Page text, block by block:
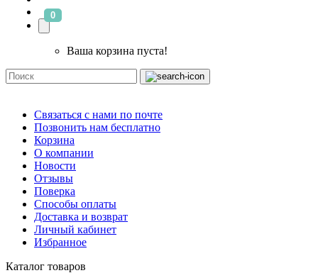
0
Ваша корзина пуста!
Связаться с нами по почте
Позвонить нам бесплатно
Корзина
О компании
Новости
Отзывы
Поверка
Способы оплаты
Доставка и возврат
Личный кабинет
Избранное
Каталог товаров